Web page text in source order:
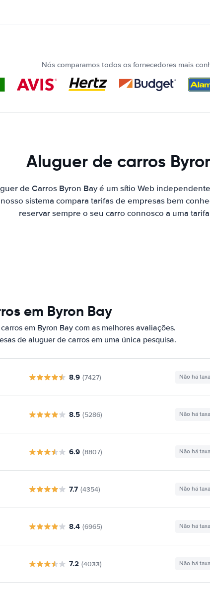
Nós comparamos todos os fornecedores mais
Aluguer de carros
de Carros Byron Bay é um sítio Web
sistema compara tarifas de empresas bem
reservar sempre o seu carro connosco a uma
em Byron Bay
em Byron Bay com as melhores avaliações.
de aluguer de carros em uma única pesquisa.
8.9 (7427) Não há
8.5 (5286) Não há
6.9 (8807) Não há
7.7 (4354) Não há
8.4 (6965) Não há
7.2 (4033) Não há